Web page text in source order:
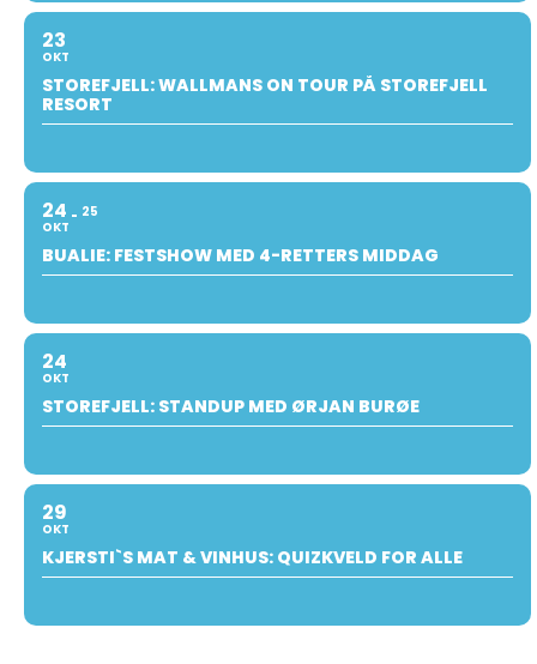
23
OKT
STOREFJELL: WALLMANS ON TOUR PÅ STOREFJELL
RESORT
24
OKT
25
BUALIE: FESTSHOW MED 4-RETTERS MIDDAG
24
OKT
STOREFJELL: STANDUP MED ØRJAN BURØE
29
OKT
KJERSTI`S MAT & VINHUS: QUIZKVELD FOR ALLE